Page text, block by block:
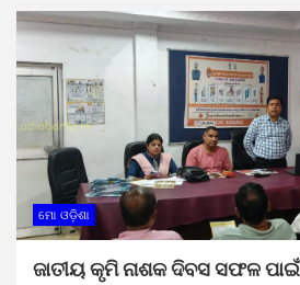
ମୋ ଓଡ଼ିଶା
ଜାତୀୟ କୃମି ନାଶକ ଦିବସ ସଫଳ